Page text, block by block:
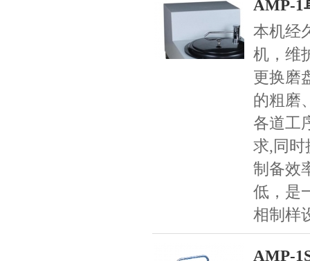
AMP-1
本机经
机，维
更换磨
的粗磨
各道工
求,同时
制备效
低，是
相制样
AMP-